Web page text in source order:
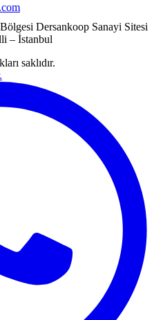
Dersankoop Sanayi Sitesi
– İstanbul
saklıdır.